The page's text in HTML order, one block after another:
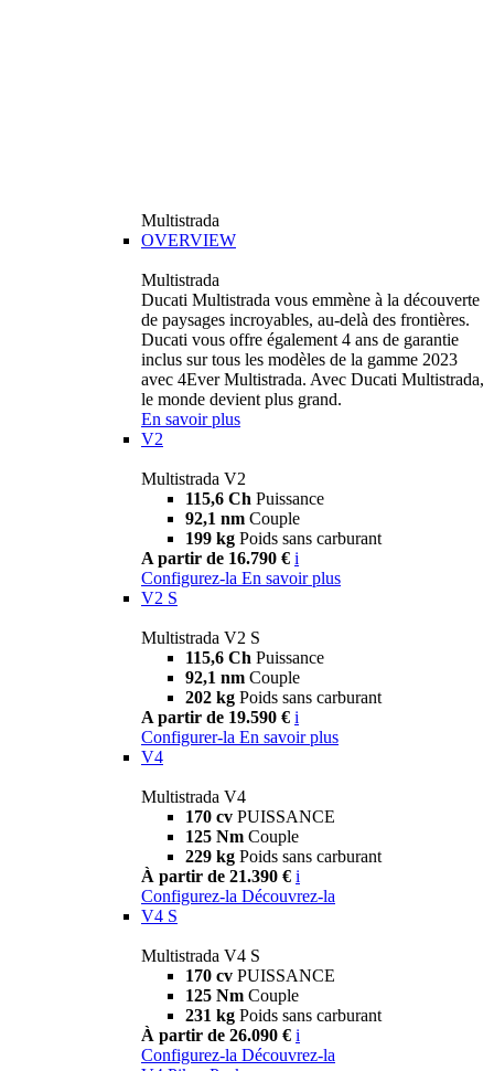
Multistrada
OVERVIEW
Multistrada
Ducati Multistrada vous emmène à la découverte
de paysages incroyables, au-delà des frontières.
Ducati vous offre également 4 ans de garantie
inclus sur tous les modèles de la gamme 2023
avec 4Ever Multistrada. Avec Ducati Multistrada,
le monde devient plus grand.
En savoir plus
V2
Multistrada V2
115,6 Ch Puissance
92,1 nm Couple
199 kg Poids sans carburant
A partir de 16.790 € i
Configurez-la En savoir plus
V2 S
Multistrada V2 S
115,6 Ch Puissance
92,1 nm Couple
202 kg Poids sans carburant
A partir de 19.590 € i
Configurer-la En savoir plus
V4
Multistrada V4
170 cv PUISSANCE
125 Nm Couple
229 kg Poids sans carburant
À partir de 21.390 € i
Configurez-la Découvrez-la
V4 S
Multistrada V4 S
170 cv PUISSANCE
125 Nm Couple
231 kg Poids sans carburant
À partir de 26.090 € i
Configurez-la Découvrez-la